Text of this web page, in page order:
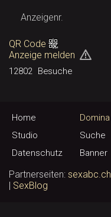
Anzeigenr.
QR Code
Anzeige melden
12802 Besuche
Home Domina
Studio
Suche
Datenschutz
Banner
Partnerseiten: sexabc.ch
| SexBlog